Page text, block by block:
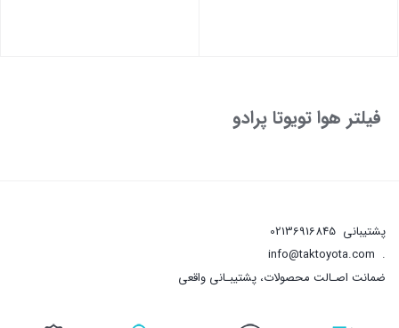
فیلتر هوا تویوتا پرادو
پشتیبانی 02136916845
.
info@taktoyota.com
ضمانت اصـالت محصولات، پشتیبـانی واقعی